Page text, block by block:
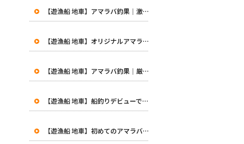
【遊漁船 地車】アマラバ釣果｜激渋の中で価値ある一匹！初めての48cm白甘鯛に笑顔
【遊漁船 地車】オリジナルアマラバロッドがついに完成！8月1日より販売開始
【遊漁船 地車】アマラバ釣果｜厳しい一日…49.5cmの良型白甘鯛をキャッチ
【遊漁船 地車】船釣りデビューで47cm！初めてのアマラバで大興奮の一日
【遊漁船 地車】初めてのアマラバで50オーバー2本！有田沖で良型白甘鯛をキャッチ